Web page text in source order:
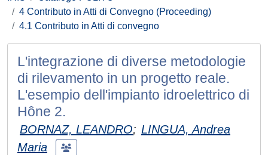
4 Contributo in Atti di Convegno (Proceeding)
4.1 Contributo in Atti di convegno
L'integrazione di diverse metodologie
di rilevamento in un progetto reale.
L'esempio dell'impianto idroelettrico di
Hône 2.
BORNAZ, LEANDRO; LINGUA, Andrea
Maria